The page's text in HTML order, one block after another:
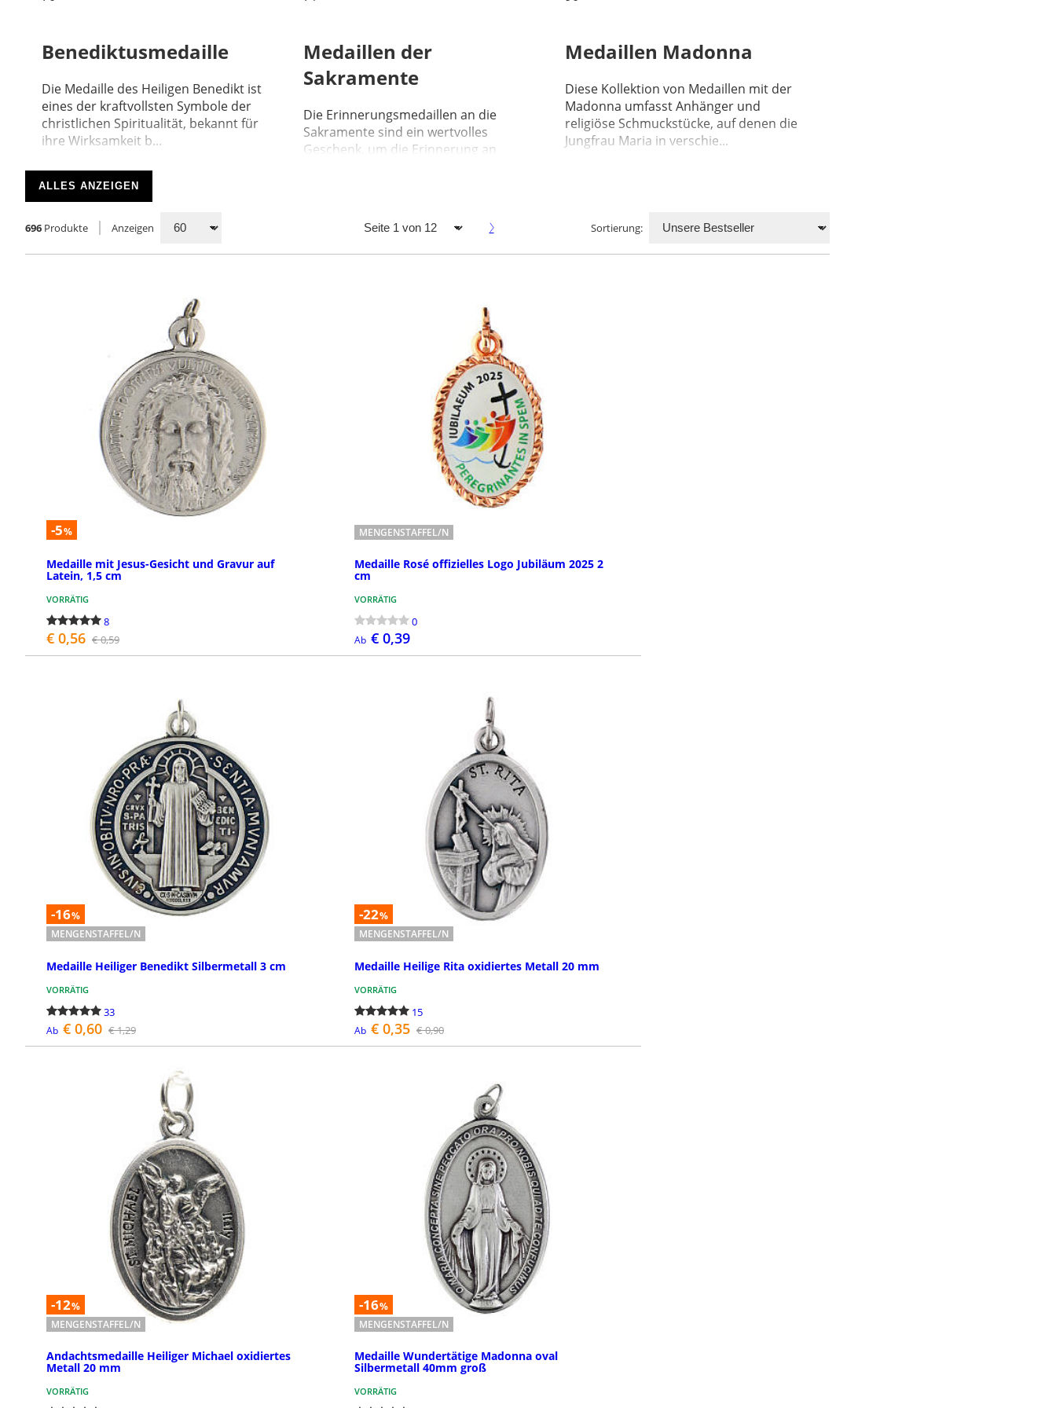
Benediktusmedaille
Die Medaille des Heiligen Benedikt ist
eines der kraftvollsten Symbole der
christlichen Spiritualität, bekannt für
ihre Wirksamkeit b...
Medaillen der
Sakramente
Die Erinnerungsmedaillen an die
Sakramente sind ein wertvolles
Geschenk, um die Erinnerung an
Medaillen Madonna
Diese Kollektion von Medaillen mit der
Madonna umfasst Anhänger und
religiöse Schmuckstücke, auf denen die
Jungfrau Maria in verschie...
Medaillen von Heiligen
Die Heiligenmedaillen sind ein
konkretes Zeichen von Schutz, Führung
und Vertrauen. Jede Medaille zeigt einen
Heiligen der christlich...
Wundertätige Medaille
Die wundertätige Medaille ist eines der
bekanntesten und am meisten
verehrten Symbole der marianischen
Frömmigkeit. Ihr Ursprung geht...
ALLES ANZEIGEN
696 Produkte Anzeigen Sortierung:
-5%
Medaille mit Jesus-Gesicht und Gravur auf
Latein, 1,5 cm
VORRÄTIG
8
€ 0,56 € 0,59
MENGENSTAFFEL/N
Medaille Rosé offizielles Logo Jubiläum 2025 2
cm
VORRÄTIG
0
Ab € 0,39
-16%
MENGENSTAFFEL/N
Medaille Heiliger Benedikt Silbermetall 3 cm
VORRÄTIG
33
Ab € 0,60 € 1,29
-22%
MENGENSTAFFEL/N
Medaille Heilige Rita oxidiertes Metall 20 mm
VORRÄTIG
15
Ab € 0,35 € 0,90
-12%
MENGENSTAFFEL/N
Andachtsmedaille Heiliger Michael oxidiertes
Metall 20 mm
VORRÄTIG
-16%
MENGENSTAFFEL/N
Medaille Wundertätige Madonna oval
Silbermetall 40mm groß
VORRÄTIG